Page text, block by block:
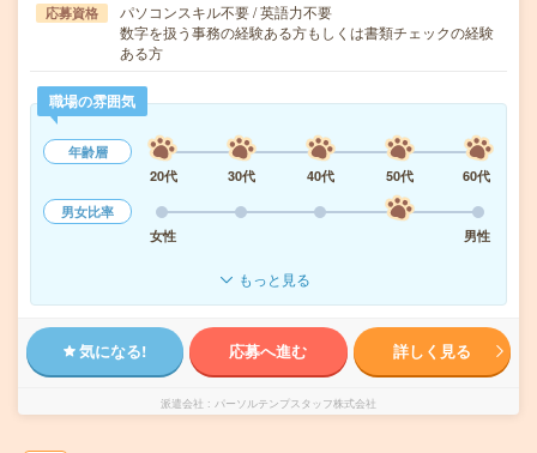
応募資格
パソコンスキル不要 / 英語力不要
数字を扱う事務の経験ある方もしくは書類チェックの経験
ある方
職場の雰囲気
年齢層
20代
30代 40代 50代
60代
男女比率
女性
男性
もっと見る
気になる! 応募へ進む 詳しく見る
派遣会社 パーソルテンプスタッフ株式会社